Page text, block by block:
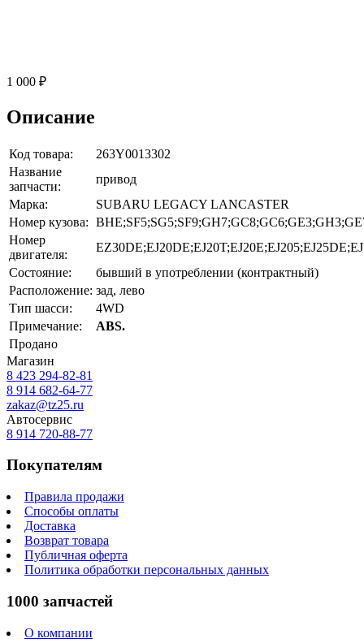
1 000 ₽
Описание
Код товара:
263Y0013302
Название
запчасти:
привод
Марка:
SUBARU LEGACY LANCASTER
Номер кузова:
Номер
двигателя:
Состояние:
бывший в употреблении (контрактный)
Расположение: зад, лево
Тип шасси:
4WD
Примечание:
ABS.
Продано
Магазин
8 423 294-82-81
8 914 682-64-77
zakaz@tz25.ru
Автосервис
8 914 720-88-77
Покупателям
Правила продажи
Способы оплаты
Доставка
Возврат товара
Публичная оферта
Политика обработки персональных данных
1000 запчастей
О компании